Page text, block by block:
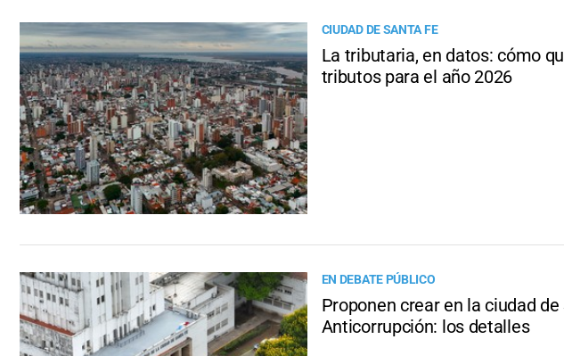
CIUDAD DE SANTA FE
La tributaria, en datos: cómo
tributos para el año 2026
EN DEBATE PÚBLICO
Proponen crear en la ciudad
Anticorrupción: los detalles